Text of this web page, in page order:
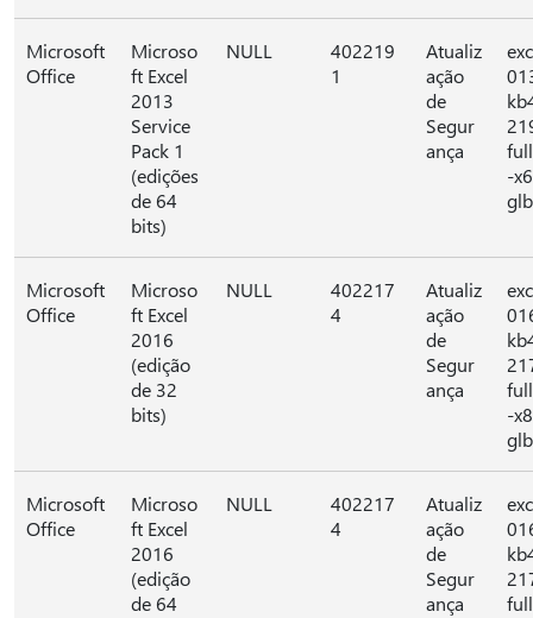
Microsoft
Office
Microso
ft Excel
2013
Service
Pack 1
(edições
de 64
bits)
NULL
402219
1
Atualiz
ação
de
Segur
ança
-
Microsoft
Office
Microso
ft Excel
2016
(edição
de 32
bits)
NULL
402217
4
Atualiz
ação
de
Segur
ança
-
Microsoft
Office
Microso
ft Excel
2016
(edição
de 64
NULL
402217
4
Atualiz
ação
de
Segur
ança